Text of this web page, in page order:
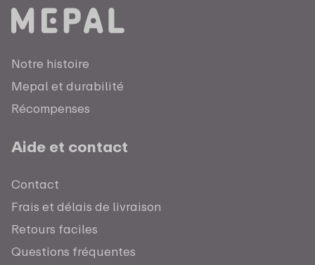
Notre histoire
Mepal et durabilité
Récompenses
Aide et contact
Contact
Frais et délais de livraison
Retours faciles
Questions fréquentes